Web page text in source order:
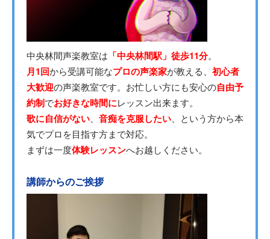
中央林間声楽教室は 「中央林間駅」徒歩11分。
月1回から受講可能なプロの声楽家が教える、 初心者
大歓迎の声楽教室です。お忙しい方にも安心の自由予
約制でお好きな時間にレッスン出来ます。
歌に自信がない 音痴を克服したい 、という方から本
気でプロを目指す方まで対応。
まずは一度体験レッスンへお越しください。
講師からのご挨拶